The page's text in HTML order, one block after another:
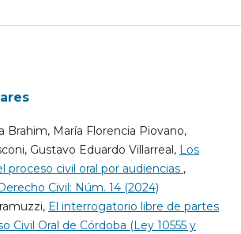
Brahim, María Florencia Piovano,
Gustavo Eduardo Villarreal, Los
proceso civil oral por audiencias ,
Civil: Núm. 14 (2024)
El interrogatorio libre de partes
Civil Oral de Córdoba (Ley 10555 y